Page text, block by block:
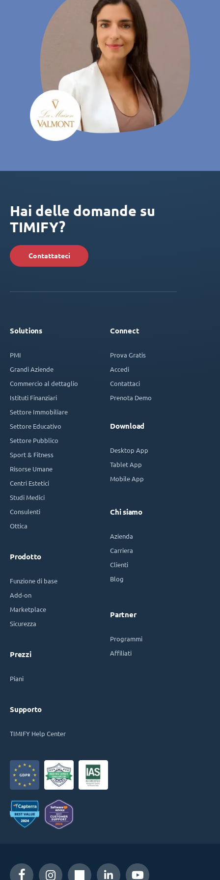
Hai delle domande su
TIMIFY?
Contattateci
Solutions
PMI
Grandi Aziende
Commercio al dettaglio
Istituti Finanziari
Settore Immobiliare
Settore Educativo
Settore Pubblico
Sport & Fitness
Risorse Umane
Centri Estetici
Studi Medici
Consulenti
Ottica
Prodotto
Funzione di base
Add-on
Marketplace
Sicurezza
Prezzi
Piani
Supporto
TIMIFY Help Center
Connect
Prova Gratis
Accedi
Contattaci
Prenota Demo
Download
Desktop App
Tablet App
Mobile App
Chi siamo
Azienda
Carriera
Clienti
Blog
Partner
Programmi
Affiliati